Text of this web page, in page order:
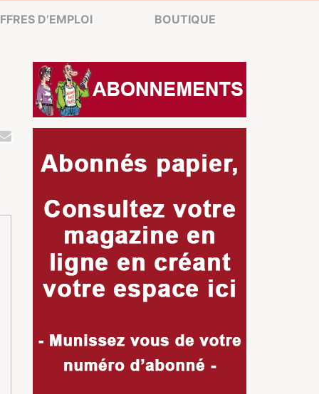
D’EMPLOI BOUTIQUE